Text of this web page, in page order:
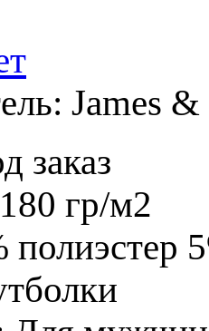
James
заказ
180 гр/м2
полиэстер